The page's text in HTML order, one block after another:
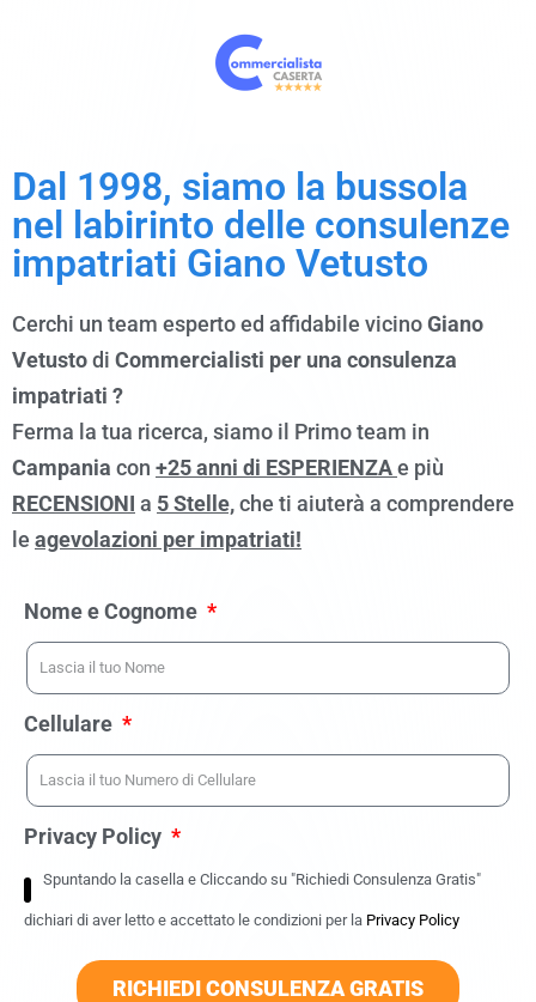
Dal 1998, siamo la bussola
nel labirinto delle consulenze
impatriati Giano Vetusto
Cerchi un team esperto ed affidabile vicinoGiano
Vetustodi Commercialisti per una consulenza
impatriati ?
Ferma la tua ricerca, siamo il Primo team in
Campania con +25 anni di ESPERIENZAe più
RECENSIONI a 5 Stelle,che ti aiuterà a comprendere
le agevolazioni per impatriati!
Nome e Cognome
Cellulare
Privacy Policy
Spuntando la casella e Cliccando su "Richiedi Consulenza Gratis"
dichiari di aver letto e accettato le condizioni per la Privacy Policy
RICHIEDI CONSULENZA GRATIS